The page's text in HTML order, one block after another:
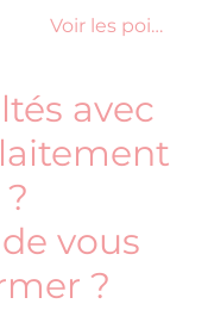
Voir les points
avec
?
vous
?